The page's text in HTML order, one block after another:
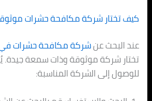
كيف تختار شركة مكافحة حشرات
عند البحث عنشركة مكافحة حشرات
تختار شركة موثوقة وذات سمعة جيدة.
للوصول إلى الشركة المناسبة: